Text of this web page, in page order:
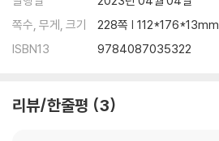
쪽수, 무게, 크기
228쪽 | 112*176*13mm
ISBN13
9784087035322
리뷰/한줄평 3